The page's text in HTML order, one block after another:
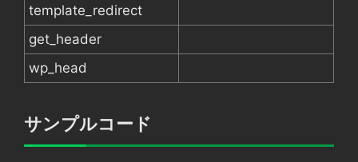
template_redirect
get_header
wp_head
サンプルコード